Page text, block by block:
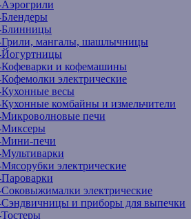
Аэрогрили
Блендеры
Блинницы
Грили, мангалы, шашлычницы
Йогуртницы
Кофеварки и кофемашины
Кофемолки электрические
Кухонные весы
Кухонные комбайны и измельчители
Микроволновые печи
Миксеры
Мини-печи
Мультиварки
Мясорубки электрические
Пароварки
Соковыжималки электрические
Сэндвичницы и приборы для выпечки
Тостеры